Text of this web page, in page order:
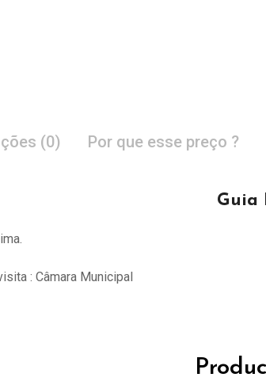
(0) Por que esse preço ?
Guia
: Câmara Municipal